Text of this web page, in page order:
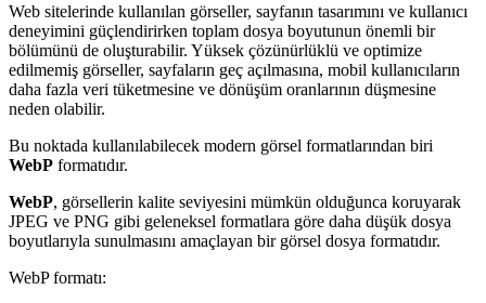
Web sitelerinde kullanılan görseller, sayfanın tasarımını ve kullanıcı
deneyimini güçlendirirken toplam dosya boyutunun önemli bir
bölümünü de oluşturabilir. Yüksek çözünürlüklü ve optimize
edilmemiş görseller, sayfaların geç açılmasına, mobil kullanıcıların
daha fazla veri tüketmesine ve dönüşüm oranlarının düşmesine
neden olabilir.
Bu noktada kullanılabilecek modern görsel formatlarından biri
WebP formatıdır.
WebP, görsellerin kalite seviyesini mümkün olduğunca koruyarak
JPEG ve PNG gibi geleneksel formatlara göre daha düşük dosya
boyutlarıyla sunulmasını amaçlayan bir görsel dosya formatıdır.
WebP formatı: